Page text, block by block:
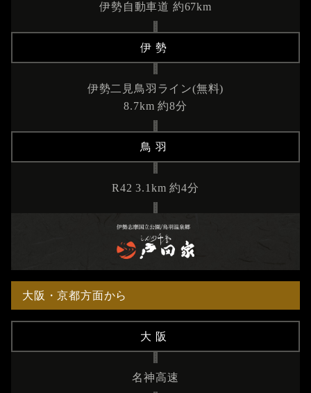
伊勢自動車道 約67km
伊勢
伊勢二見鳥羽ライン(無料)
8.7km 約8分
鳥羽
R42 3.1km 約4分
大阪・京都方面から
大阪
名神高速